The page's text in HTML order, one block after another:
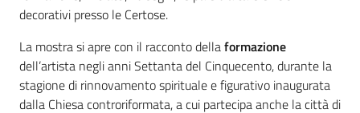
decorativi presso le Certose.
La mostra si apre con il racconto dellaformazione
dell’artista negli anni Settanta del Cinquecento, durante la
stagione di rinnovamento spirituale e figurativo inaugurata
dalla Chiesa controriformata, a cui partecipa anche la città di